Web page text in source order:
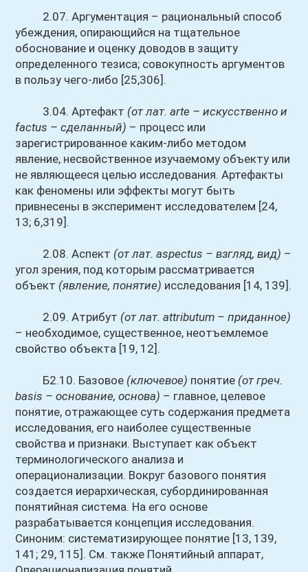
2.07. Аргументация – рациональный способ
убеждения, опирающийся на тщательное
обоснование и оценку доводов в защиту
определенного тезиса; совокупность аргументов
в пользу чего-либо [25,306].
3.04. Артефакт (от лат. arte – искусственно и
factus – сделанный) – процесс или
зарегистрированное каким-либо методом
явление, несвойственное изучаемому объекту или
не являющееся целью исследования. Артефакты
как феномены или эффекты могут быть
привнесены в эксперимент исследователем [24,
13; 6,319].
2.08. Аспект (от лат. aspectus – взгляд, вид) –
угол зрения, под которым рассматривается
объект (явление, понятие) исследования [14, 139].
2.09. Атрибут (от лат. attributum – приданное)
– необходимое, существенное, неотъемлемое
свойство объекта [19, 12].
Б2.10. Базовое (ключевое) понятие (от греч.
basis – основание, основа) – главное, целевое
понятие, отражающее суть содержания предмета
исследования, его наиболее существенные
свойства и признаки. Выступает как объект
терминологического анализа и
операционализации. Вокруг базового понятия
создается иерархическая, субординированная
понятийная система. На его основе
разрабатывается концепция исследования.
Синоним: систематизирующее понятие [13, 139,
141; 29, 115]. См. также Понятийный аппарат,